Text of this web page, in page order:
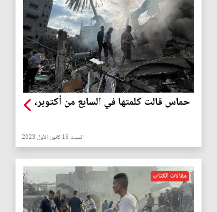
حماس قالت كلمتها في السابع من أكتوبر،
السبت 16 كانون الأول 2023
مقالات الكتاب